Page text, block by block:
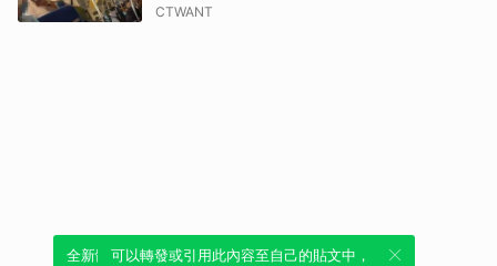
CTWANT
全新體驗！一鍵引用此內容，透過發布貼
可以轉發或引用此內容至自己的貼文中，